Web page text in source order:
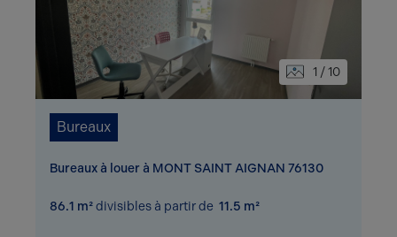
1 / 10
Bureaux
Bureaux à louer à MONT SAINT AIGNAN 76130
86.1 m²divisibles à partir de 11.5 m²